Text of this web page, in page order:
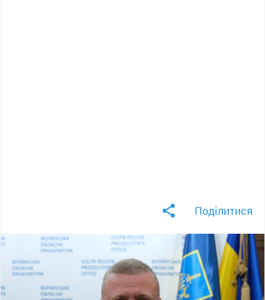
Поділитися